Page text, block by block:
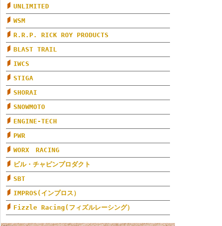
UNLIMITED
WSM
R.R.P. RICK ROY PRODUCTS
BLAST TRAIL
IWCS
STIGA
SHORAI
SNOWMOTO
ENGINE-TECH
PWR
WORX RACING
ビル・チャピンプロダクト
SBT
IMPROS(インプロス）
Fizzle Racing(フィズルレーシング）